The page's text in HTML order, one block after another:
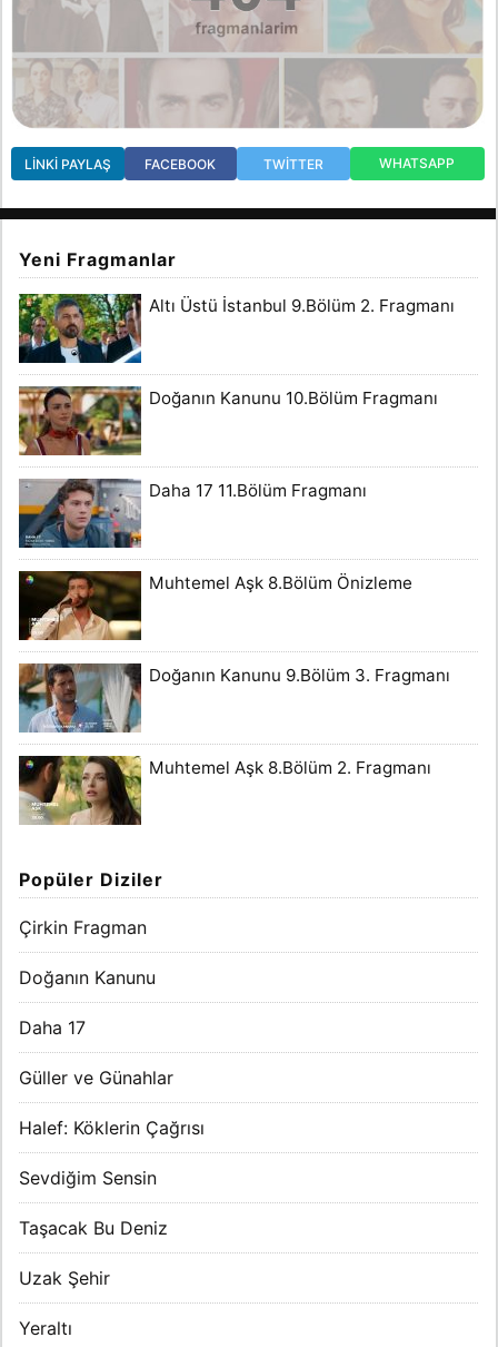
LINKI PAYLAŞ FACEBOOK TWITTER WHATSAPP
Yeni Fragmanlar
Altı Üstü İstanbul 9.Bölüm 2. Fragmanı
Doğanın Kanunu 10.Bölüm Fragmanı
Daha 17 11.Bölüm Fragmanı
Muhtemel Aşk 8.Bölüm Önizleme
Doğanın Kanunu 9.Bölüm 3. Fragmanı
Muhtemel Aşk 8.Bölüm 2. Fragmanı
Popüler Diziler
Çirkin Fragman
Doğanın Kanunu
Daha 17
Güller ve Günahlar
Halef: Köklerin Çağrısı
Sevdiğim Sensin
Taşacak Bu Deniz
Uzak Şehir
Yeraltı